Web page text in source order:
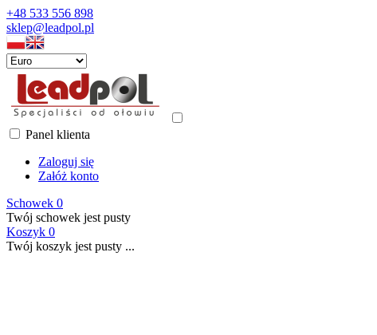
+48 533 556 898
sklep@leadpol.pl
Panel klienta
Zaloguj się
Załóż konto
Schowek 0
Twój schowek jest pusty
Koszyk 0
Twój koszyk jest pusty ...